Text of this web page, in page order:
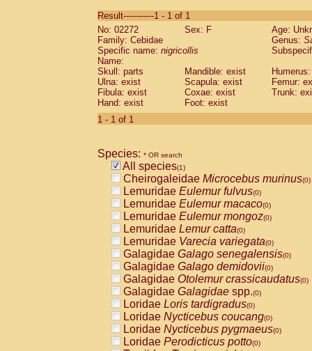
CebidaeSaguinus labiatus(0)
Cebidae Saguinus leucopus (0)
Cebidae
CebidaeSaguinus mystax
Cebidae Saguinus nigricollis (1)
Cebidae Saguinus oedipus
Cebidae Saguinus weddelli
Cebidae Saguinusspp.
Cebidae
CebidaeCebus capucinus
CebidaeCebus nigrivittatus
CebidaeCebus spp.(0)
CebidaeSaimiri boliviensis(0)
CebidaeSaimiri sciureus(0)
AtelidaeAlouatta caraya(0)
AtelidaeAlouatta fusca(0)
AtelidaeAlouatta seniculus(0)
AtelidaeAlouattaspp.(0)
AtelidaeAteles belzebuth(0)
AtelidaeAteles geoffroyi(0)
AtelidaeAteles paniscus(0)
AtelidaeAtelesspp.(0)
AtelidaeLagothrix lagothricha(0)
AtelidaeLagothrix lagothricha cana
PitheciidaeCacajao calvus
Result-----------1 - 1 of 1
No: 02272
Sex: F
Age:
Family: Cebidae
Genus:
Specific name: nigricollis
Name:
Skull: parts
Mandible: exist
Ulna: exist
Scapula: exist
Femur:
Fibula: exist
Coxae: exist
Trunk:
Hand: exist
Foot: exist
1 - 1 of 1
Species: * OR search
All species(1)
Cheirogaleidae Microcebus murinus(0)
Lemuridae Eulemur fulvus(0)
Lemuridae Eulemur macaco(0)
Lemuridae Eulemur mongoz(0)
Lemuridae Lemur catta(0)
Lemuridae Varecia variegata(0)
Galagidae Galago senegalensis(0)
Galagidae Galago demidovii(0)
Galagidae Otolemur crassicaudatus(0)
Galagidae Galagidae spp.(0)
Loridae Loris tardigradus(0)
Loridae Nycticebus coucang(0)
Loridae Nycticebus pygmaeus(0)
Loridae Perodicticus potto(0)